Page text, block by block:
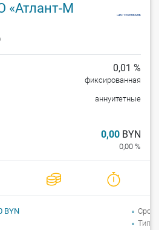
«Атлант-М
0,01 %
фиксированная
аннуитетные
0,00 BYN
0,00 %
BYN
Срок
Тип